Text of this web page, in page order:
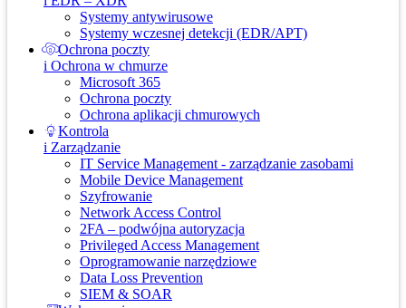
Systemy antywirusowe
Systemy wczesnej detekcji (EDR/APT)
Ochrona poczty
i Ochrona w chmurze
Microsoft 365
Ochrona poczty
Ochrona aplikacji chmurowych
Kontrola
i Zarządzanie
IT Service Management - zarządzanie zasobami
Mobile Device Management
Szyfrowanie
Network Access Control
2FA – podwójna autoryzacja
Privileged Access Management
Oprogramowanie narzędziowe
Data Loss Prevention
SIEM & SOAR